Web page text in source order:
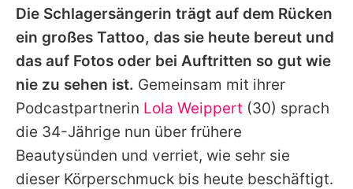
Utiq verwalten
Die Schlagersängerin trägt auf dem Rücken
ein großes Tattoo, das sie heute bereut und
das auf Fotos oder bei Auftritten so gut wie
nie zu sehen ist. Gemeinsam mit ihrer
Podcastpartnerin Lola Weippert (30) sprach
die 34-Jährige nun über frühere
Beautysünden und verriet, wie sehr sie
dieser Körperschmuck bis heute beschäftigt.